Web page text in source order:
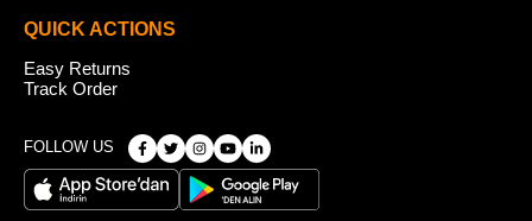
QUICK ACTIONS
Easy Returns
Track Order
FOLLOW US